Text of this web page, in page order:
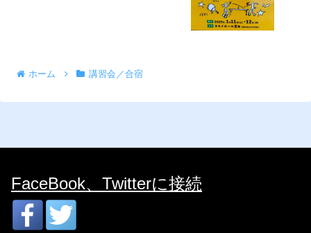
ホーム 講習会／合宿
FaceBook、Twitterに接続